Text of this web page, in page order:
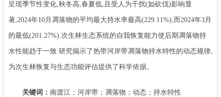
呈现季节性变化,秋冬高,春夏低, 且受人为干扰(如砍伐)影响显
著,2024年10月凋落物的平均最大持水率最高(229.11%),而2024年3月
的最低(201.27%).次生林生态系统的自我恢复能力使后期凋落物持
水性能趋于一致.研究揭示了热带河岸带凋落物持水特性的动态规律,
为次生林恢复与生态功能评估提供了科学依据。
关键词： 南渡江；河岸带；凋落物；动态；持水特性